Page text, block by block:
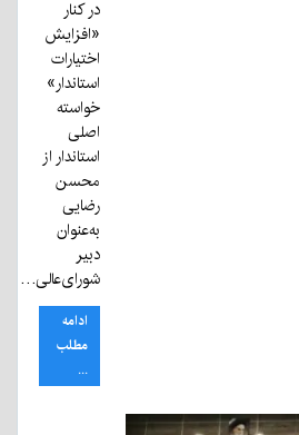
در کنار
«افزایش
اختیارات
استاندار»
خواسته
اصلی
استاندار از
محسن
رضایی
به‌عنوان
دبیر
شورای‌عالی…
ادامه
مطلب
...